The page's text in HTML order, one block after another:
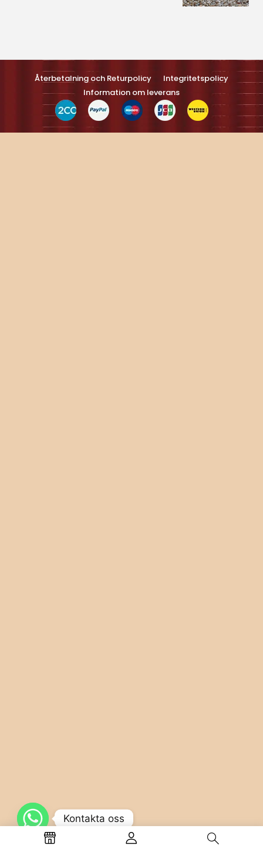
Återbetalning och Returpolicy
Integritetspolicy
Information om leverans
Turns on site high speed to be attractive feller people and search
engines.
Kontakta oss